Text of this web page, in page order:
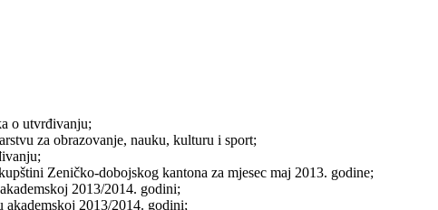
o utvrđivanju;
za obrazovanje, nauku, kulturu i sport;
Zeničko-dobojskog kantona za mjesec maj 2013. godine;
2013/2014. godini;
akademskoj 2013/2014. godini;